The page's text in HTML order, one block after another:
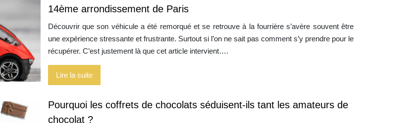
14ème arrondissement de Paris
Découvrir que son véhicule a été remorqué et se retrouve à la fourrière s’avère souvent être
une expérience stressante et frustrante. Surtout si l’on ne sait pas comment s’y prendre pour le
récupérer. C’est justement là que cet article intervient….
Lire la suite
Pourquoi les coffrets de chocolats séduisent-ils tant les amateurs de
chocolat ?